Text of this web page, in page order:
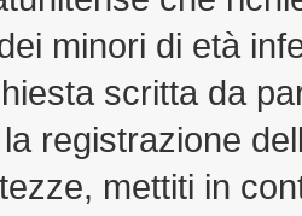
minori di età
scritta da
registrazione
mettiti in